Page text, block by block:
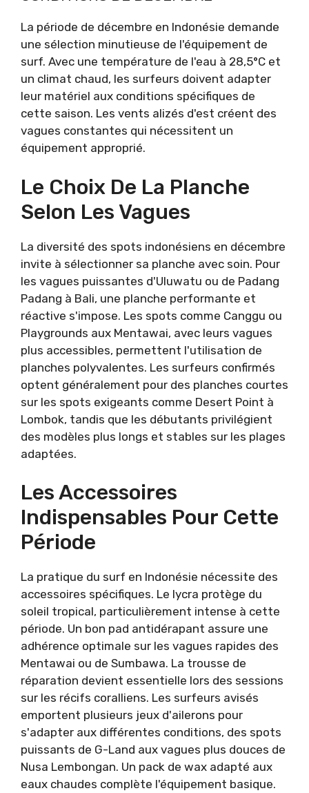
La période de décembre en Indonésie demande
une sélection minutieuse de l'équipement de
surf. Avec une température de l'eau à 28,5°C et
un climat chaud, les surfeurs doivent adapter
leur matériel aux conditions spécifiques de
cette saison. Les vents alizés d'est créent des
vagues constantes qui nécessitent un
équipement approprié.
Le Choix De La Planche
Selon Les Vagues
La diversité des spots indonésiens en décembre
invite à sélectionner sa planche avec soin. Pour
les vagues puissantes d'Uluwatu ou de Padang
Padang à Bali, une planche performante et
réactive s'impose. Les spots comme Canggu ou
Playgrounds aux Mentawai, avec leurs vagues
plus accessibles, permettent l'utilisation de
planches polyvalentes. Les surfeurs confirmés
optent généralement pour des planches courtes
sur les spots exigeants comme Desert Point à
Lombok, tandis que les débutants privilégient
des modèles plus longs et stables sur les plages
adaptées.
Les Accessoires
Indispensables Pour Cette
Période
La pratique du surf en Indonésie nécessite des
accessoires spécifiques. Le lycra protège du
soleil tropical, particulièrement intense à cette
période. Un bon pad antidérapant assure une
adhérence optimale sur les vagues rapides des
Mentawai ou de Sumbawa. La trousse de
réparation devient essentielle lors des sessions
sur les récifs coralliens. Les surfeurs avisés
emportent plusieurs jeux d'ailerons pour
s'adapter aux différentes conditions, des spots
puissants de G-Land aux vagues plus douces de
Nusa Lembongan. Un pack de wax adapté aux
eaux chaudes complète l'équipement basique.